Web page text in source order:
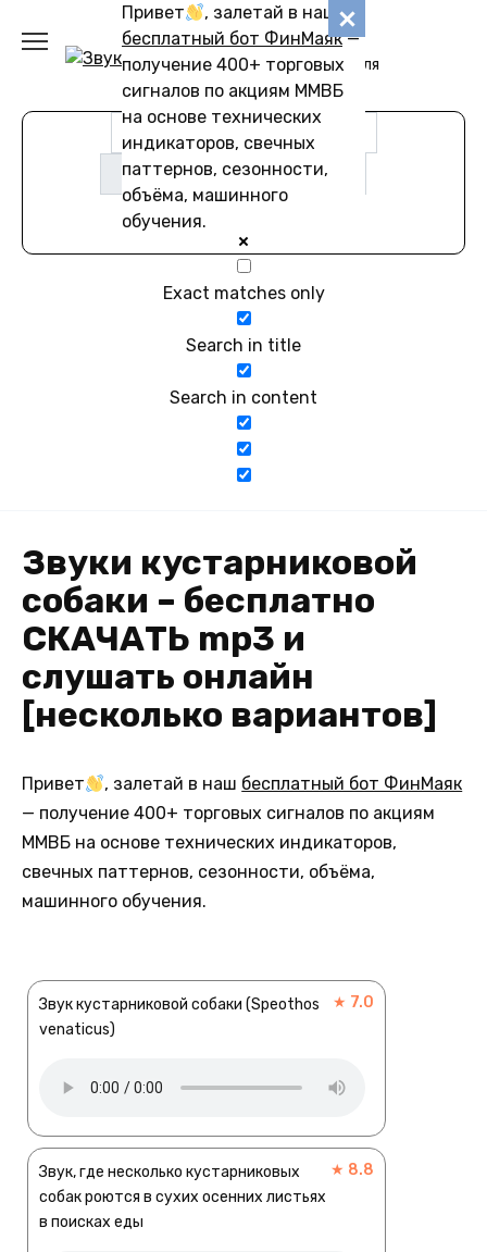
Привет
, залетай в наш
бесплатный бот ФинМаяк—
получение 400+ торговых
сигналов по акциям ММВБ
на основе технических
индикаторов, свечных
паттернов, сезонности,
объёма, машинного
обучения.
содержанию
Звуковику
Коллекции звуков для
скачивания
Exact matches only
Search in title
Search in content
Звуки кустарниковой
собаки – бесплатно
СКАЧАТЬ mp3 и
слушать онлайн
[несколько вариантов]
Привет , залетай в наш бесплатный бот ФинМаяк
— получение 400+ торговых сигналов по акциям
ММВБ на основе технических индикаторов,
свечных паттернов, сезонности, объёма,
машинного обучения.
Звук кустарниковой собаки (Speothos
venaticus)
★ 7.0
Звук, где несколько кустарниковых
собак роются в сухих осенних листьях
в поисках еды
★ 8.8